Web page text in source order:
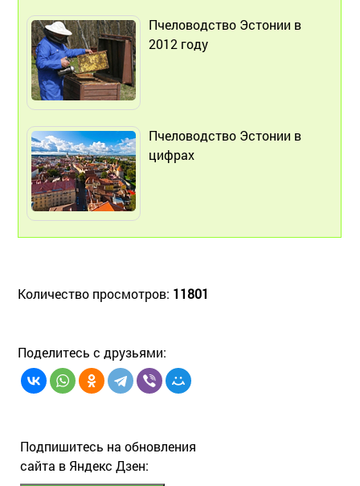
Пчеловодство Эстонии в
2012 году
Пчеловодство Эстонии в
цифрах
Количество просмотров: 11801
Поделитесь с друзьями:
Подпишитесь на обновления
сайта в Яндекс Дзен: